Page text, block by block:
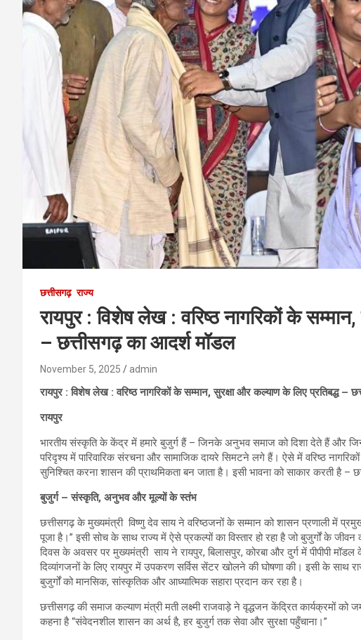
छत्तीसगढ़ राज्य
रायपुर : विशेष लेख : वरिष्ठ नागरिकों के
– छत्तीसगढ़ का आदर्श मॉडल
November 5, 2025 admin
रायपुर : विशेष लेख : वरिष्ठ नागरिकों के सम्मान, सुरक्षा और कल्याण के लिए प्रतिबद्ध –
रायपुर
भारतीय संस्कृति के केंद्र में हमारे बुजुर्ग हैं – जिनके अनुभव समाज को दिशा देते हैं और
परिदृश्य में पारिवारिक संरचना और सामाजिक दायरे सिमटने लगे हैं। ऐसे में वरिष्ठ
सुनिश्चित करना शासन की प्राथमिकता बन जाता है। इसी भावना को साकार करती है
बुजुर्ग – संस्कृति, अनुभव और मूल्यों के स्तंभ
छत्तीसगढ़ के मुख्यमंत्री विष्णु देव साय ने वरिष्ठजनों के सम्मान को शासन प्रणाली में प्रमुख
पूजा है।” इसी सोच के साथ राज्य में ऐसे प्रकल्पों का विस्तार हो रहा है जो बुजुर्गों के जीवन
दिवस के अवसर पर मुख्यमंत्री साय ने रायपुर, बिलासपुर, कोरबा और दुर्ग में पीपीपी
दिव्यांगजनों के लिए रायपुर में उपकरण सर्विस सेंटर खोलने की घोषणा की। इसी के साथ
बुजुर्गों को मानसिक, सांस्कृतिक और आध्यात्मिक सहारा प्रदान कर रहा है।
छत्तीसगढ़ की समाज कल्याण मंत्री मती लक्ष्मी राजवाड़े ने वृद्धजन केंद्रित कार्यक्रमों
कहना है “संवेदनशील शासन का अर्थ है, हर बुजुर्ग तक सेवा और सुरक्षा पहुँचाना।”